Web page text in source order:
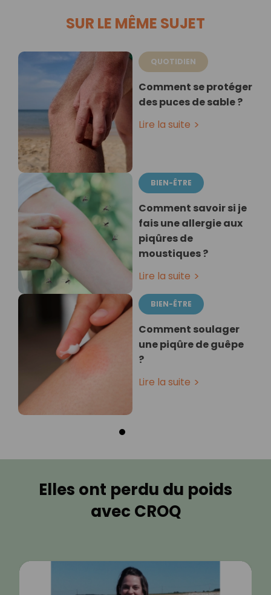
SUR LE MÊME SUJET
QUOTIDIEN
Comment se protéger
des puces de sable ?
Lire la suite
BIEN-ÊTRE
Comment savoir si je
fais une allergie aux
piqûres de
moustiques ?
Lire la suite
BIEN-ÊTRE
Comment soulager
une piqûre de guêpe
?
Lire la suite
Elles ont perdu du poids
avec CROQ